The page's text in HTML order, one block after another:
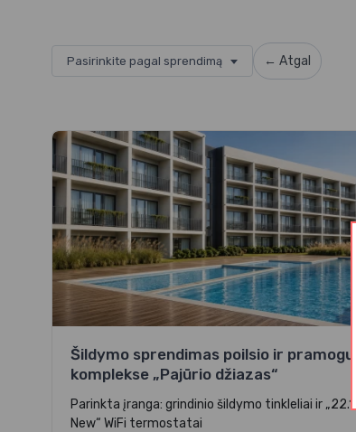
Pasirinkite pagal sprendimą ← Atgal
Šildymo sprendimas poilsio ir pramogų
komplekse „Pajūrio džiazas“
Parinkta įranga: grindinio šildymo tinkleliai ir „22.16
New“ WiFi termostatai